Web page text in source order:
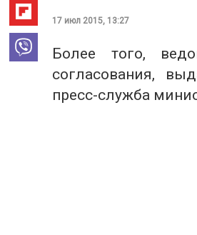
17 июл 2015, 13:27
Более того,
согласования,
пресс-служба